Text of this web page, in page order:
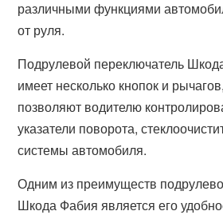
различными функциями
от руля.
Подрулевой переключатель
имеет несколько кнопок и
позволяют водителю
указатели поворота,
системы автомобиля.
Одним из преимуществ
Шкода Фабия является его